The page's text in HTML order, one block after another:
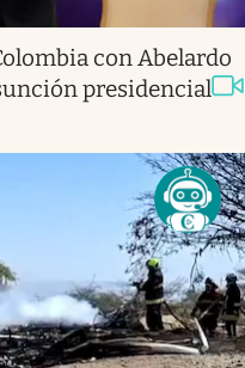
con Abelardo
presidencial